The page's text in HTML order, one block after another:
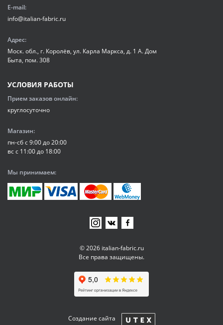
© 2026 italian-fabric.ru
Все права защищены.
Создание сайта
E-mail:
info@italian-fabric.ru
Адрес:
Моск. обл., г. Королёв, ул. Карла Маркса, д. 1 А. Дом
Быта, пом. 308
УСЛОВИЯ РАБОТЫ
Прием заказов онлайн:
круглосуточно
Магазин:
пн-сб с 9:00 до 20:00
вс с 11:00 до 18:00
Мы принимаем: